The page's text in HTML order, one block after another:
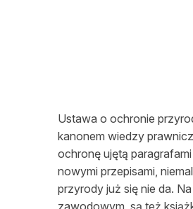
Ustawa o ochronie
kanonem wiedzy
ochronę ujętą
nowymi przepisami,
przyrody już się nie da.
zawodowym, są też